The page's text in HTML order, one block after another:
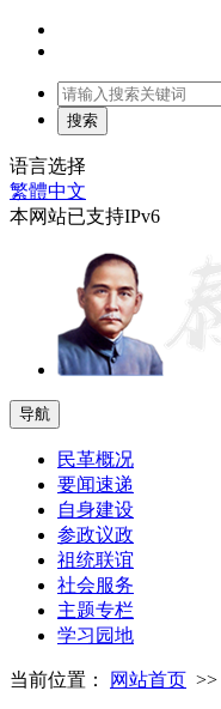
语言选择
繁體中文
本网站已支持IPv6
导航
民革概况
要闻速递
自身建设
参政议政
祖统联谊
社会服务
主题专栏
学习园地
当前位置： 网站首页 >>